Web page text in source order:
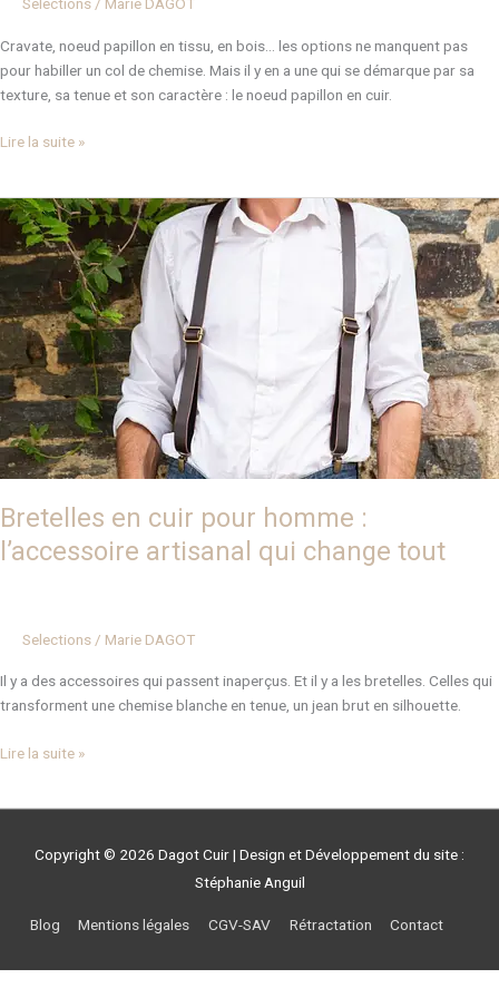
Selections/ Marie DAGOT
Cravate, noeud papillon en tissu, en bois… les options ne manquent pas
pour habiller un col de chemise. Mais il y en a une qui se démarque par sa
texture, sa tenue et son caractère : le noeud papillon en cuir.
Lire la suite »
Bretelles en cuir pour homme :
l’accessoire artisanal qui change tout
Selections / Marie DAGOT
Il y a des accessoires qui passent inaperçus. Et il y a les bretelles. Celles qui
transforment une chemise blanche en tenue, un jean brut en silhouette.
Bretelles
cuir
homme
l’accessoire
artisanal
qui
change
tout
Lire la suite »
Copyright © 2026 Dagot Cuir| Design et Développement du site :
Stéphanie Anguil
Blog Mentions légales CGV-SAV Rétractation Contact